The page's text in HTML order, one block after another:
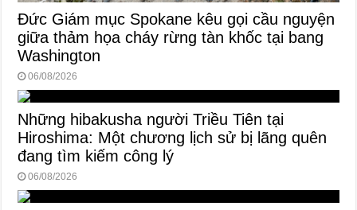
Đức Giám mục Spokane kêu gọi cầu nguyện
giữa thảm họa cháy rừng tàn khốc tại bang
Washington
06/08/2026
Những hibakusha người Triều Tiên tại
Hiroshima: Một chương lịch sử bị lãng quên
đang tìm kiếm công lý
06/08/2026